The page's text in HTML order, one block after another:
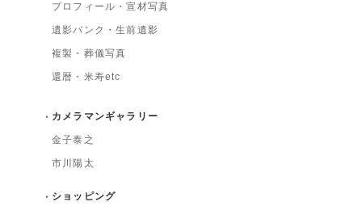
プロフィール・宣材写真
遺影バンク・生前遺影
複製・葬儀写真
還暦・米寿etc
カメラマンギャラリー
金子泰之
市川陽太
ショッピング